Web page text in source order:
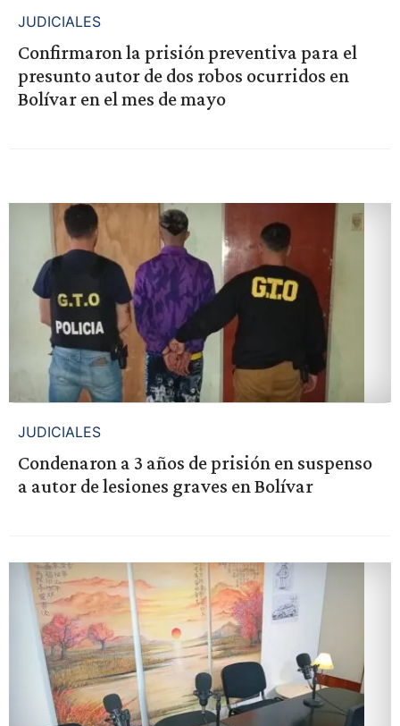
JUDICIALES
Confirmaron la prisión preventiva para el
presunto autor de dos robos ocurridos en
Bolívar en el mes de mayo
JUDICIALES
Condenaron a 3 años de prisión en suspenso
a autor de lesiones graves en Bolívar